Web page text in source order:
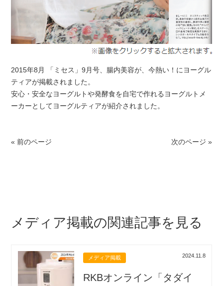
2015年8月 「ミセス」9月号、腸内美容が、今熱い！にヨーグル
ティアが掲載されました。
安心・安全なヨーグルトや発酵食を自宅で作れるヨーグルトメ
ーカーとしてヨーグルティアが紹介されました。
« 前のページ 次のページ »
メディア掲載の関連記事を見る
メディア掲載 2024.11.8
RKBオンライン「タダイ